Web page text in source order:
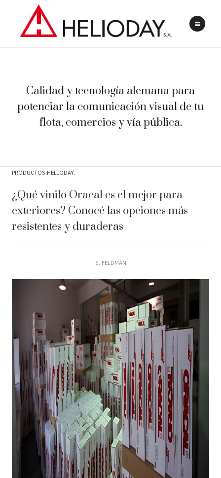
Calidad y tecnología alemana para
potenciar la comunicación visual de tu
flota, comercios y vía pública.
PRODUCTOS HELIODAY
¿Qué vinilo Oracal es el mejor para
exteriores? Conocé las opciones más
resistentes y duraderas
S. FELDMAN